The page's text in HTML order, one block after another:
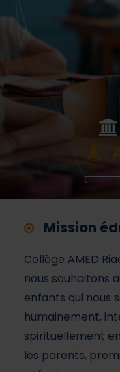
Mission
Collège AMED
nous souhaitons
enfants qui nous
humainement,
spirituellement
les parents,